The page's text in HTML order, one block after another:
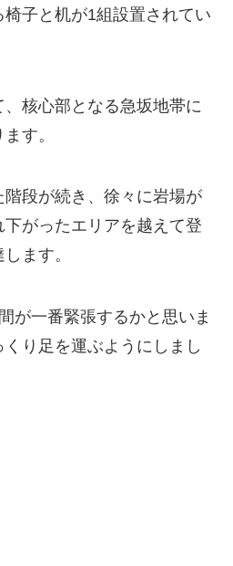
子と机が1組設置されてい
核心部となる急坂地帯に
す。
階段が続き、徐々に岩場が
がったエリアを越えて登
ます。
が一番緊張するかと思いま
り足を運ぶようにしまし